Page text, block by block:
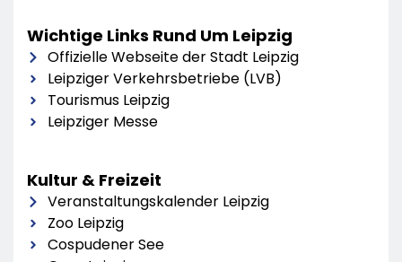
Wichtige Links Rund Um Leipzig
Offizielle Webseite der Stadt Leipzig
Leipziger Verkehrsbetriebe (LVB)
Tourismus Leipzig
Leipziger Messe
Kultur & Freizeit
Veranstaltungskalender Leipzig
Zoo Leipzig
Cospudener See